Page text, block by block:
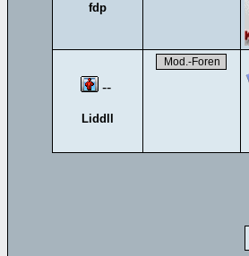
fdp
--
Liddll